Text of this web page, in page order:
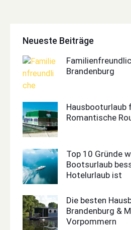
Neueste Beiträge
Brandenburg
Hausbooturlaub
Romantische
Top 10 Gründe
Bootsurlaub
Hotelurlaub ist
Die besten
Brandenburg &
Vorpommern